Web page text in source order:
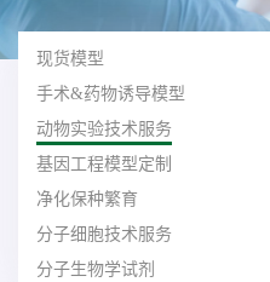
现货模型
手术&药物诱导模型
动物实验技术服务
基因工程模型定制
净化保种繁育
分子细胞技术服务
分子生物学试剂